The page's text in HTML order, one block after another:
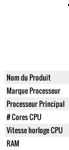
Nom du Produit
Marque Processeur
Processeur Principal
# Cores CPU
Vitesse horloge CPU
RAM